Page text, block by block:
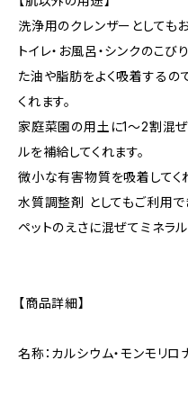
洗浄用のクレンザーとしても
トイレ・お風呂・シンクのこび
た油や脂肪をよく吸着するの
くれます。
家庭菜園の用土に1〜2割混ぜ
ルを補給してくれます。
微小な有害物質を吸着してく
水質調整剤 としてもご利用で
ペットのえさに混ぜてミネラル
【商品詳細】
名称：カルシウム・モンモリロ